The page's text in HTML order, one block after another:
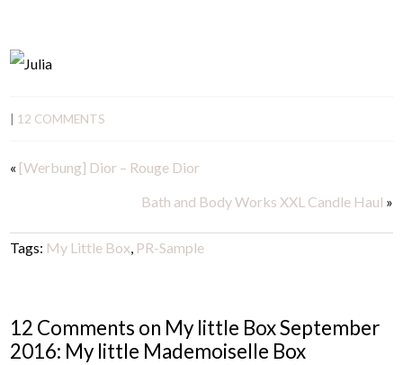
12 COMMENTS
« [Werbung] Dior – Rouge Dior
Bath and Body Works XXL Candle Haul »
Tags: My Little Box, PR-Sample
12 Comments on My little Box September
2016: My little Mademoiselle Box